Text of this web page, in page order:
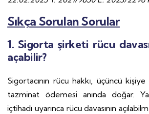
Sıkça Sorulan Sorular
1. Sigorta şirketi rücu
açabilir?
Sigortacının rücu hakkı, üçüncü kişiye
tazminat ödemesi anında doğar.
içtihadı uyarınca rücu davasının